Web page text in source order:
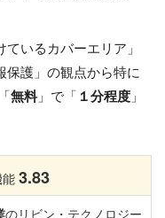
いるカバーエリア」
保護」の観点から特に
無料」で「 １分程度 」